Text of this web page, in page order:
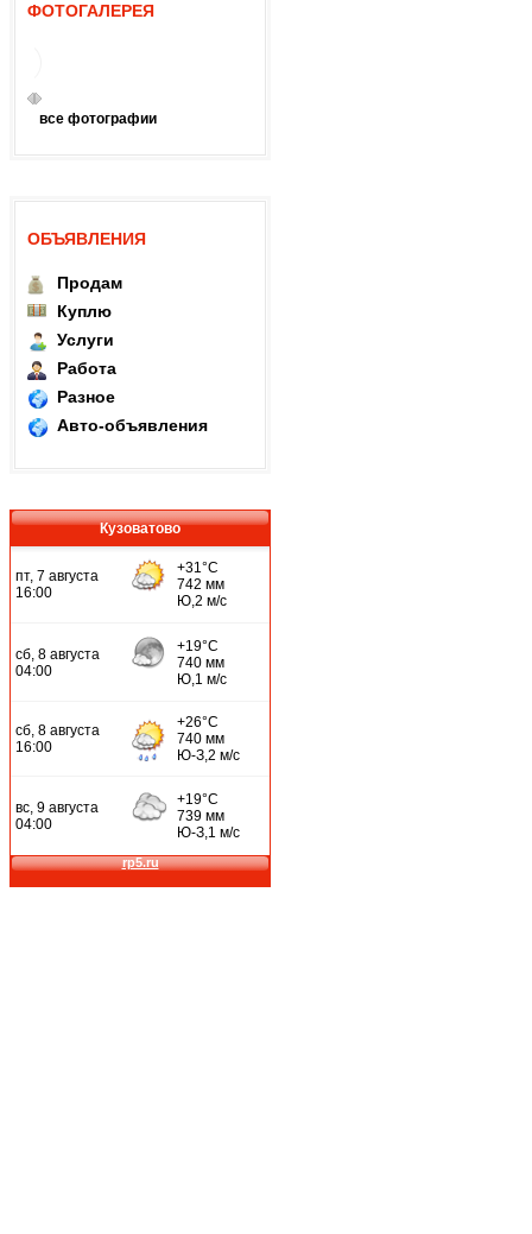
ФОТОГАЛЕРЕЯ
все фотографии
ОБЪЯВЛЕНИЯ
Продам
Куплю
Услуги
Работа
Разное
Авто-объявления
Кузоватово